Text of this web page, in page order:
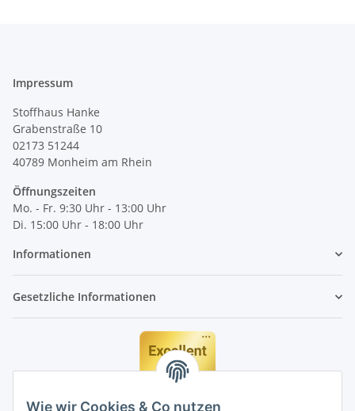
Wie wir Cookies & Co nutzen
Impressum
Stoffhaus Hanke
Grabenstraße 10
02173 51244
40789 Monheim am Rhein
Öffnungszeiten
Mo. - Fr. 9:30 Uhr - 13:00 Uhr
Di. 15:00 Uhr - 18:00 Uhr
Informationen
Gesetzliche Informationen